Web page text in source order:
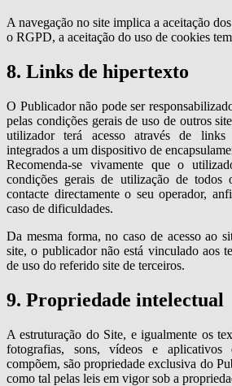
A navegação no site implica a aceitação
o RGPD, a aceitação do uso de cookies
8. Links de hipertexto
O Publicador não pode ser
pelas condições gerais de uso de outros
utilizador terá acesso através de
integrados a um dispositivo de
Recomenda-se vivamente que o
condições gerais de utilização de todos
contacte directamente o seu operador,
caso de dificuldades.
Da mesma forma, no caso de acesso ao
site, o publicador não está vinculado aos
de uso do referido site de terceiros.
9. Propriedade intelectual
A estruturação do Site, e igualmente os
fotografias, sons, vídeos e
compõem, são propriedade exclusiva do
como tal pelas leis em vigor sob a